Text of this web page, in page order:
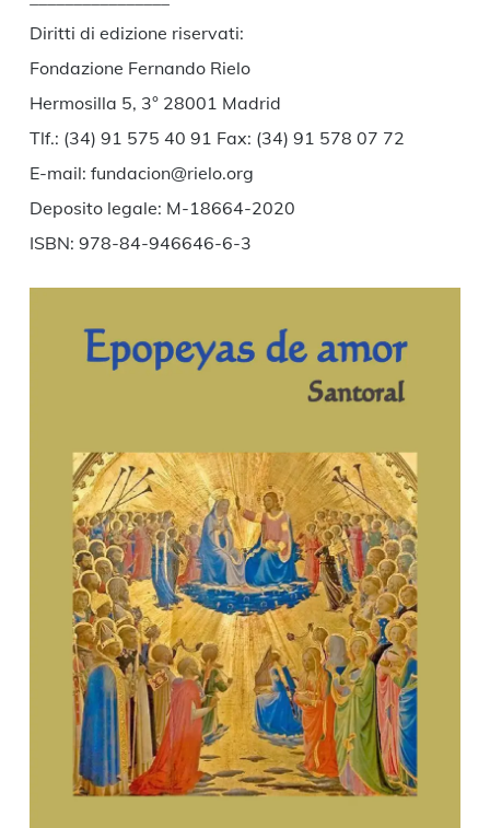
Diritti di edizione riservati:
Fondazione Fernando Rielo
Hermosilla 5, 3° 28001 Madrid
Tlf.: (34) 91 575 40 91 Fax: (34) 91 578 07 72
E-mail: fundacion@rielo.org
Deposito legale: M-18664-2020
ISBN: 978-84-946646-6-3